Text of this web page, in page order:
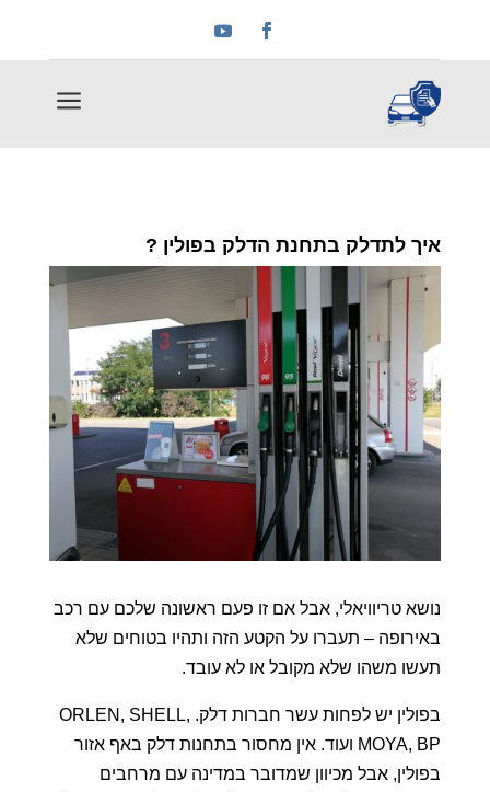
a
איך לתדלק בתחנת הדלק בפולין ?
נושא טריוויאלי, אבל אם זו פעם ראשונה שלכם עם רכב
באירופה – תעברו על הקטע הזה ותהיו בטוחים שלא
תעשו משהו שלא מקובל או לא עובד.
בפולין יש לפחות עשר חברות דלק. ORLEN, SHELL,
MOYA, BP ועוד. אין מחסור בתחנות דלק באף אזור
בפולין, אבל מכיוון שמדובר במדינה עם מרחבים